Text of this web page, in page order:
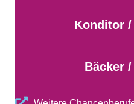
Konditor
Bäcker